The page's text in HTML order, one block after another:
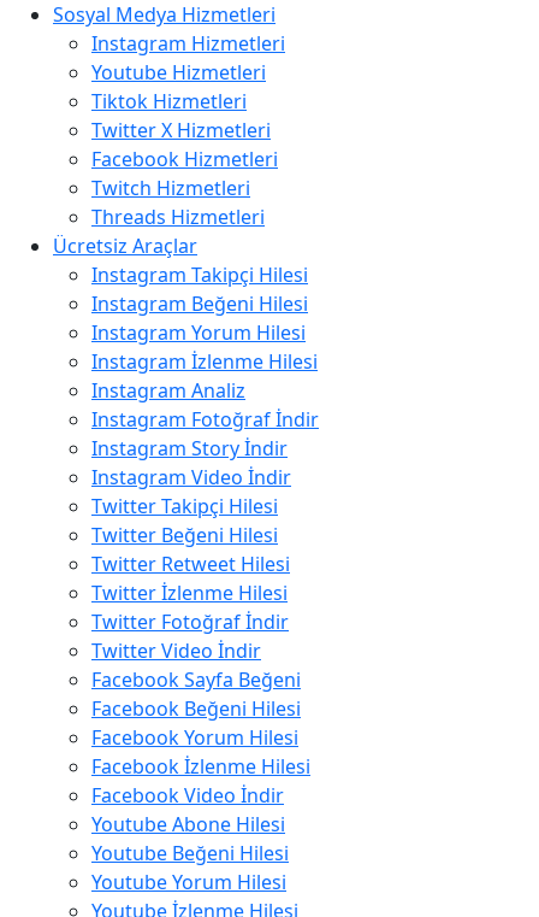
Sosyal Medya Hizmetleri
Instagram Hizmetleri
Youtube Hizmetleri
Tiktok Hizmetleri
Twitter X Hizmetleri
Facebook Hizmetleri
Twitch Hizmetleri
Threads Hizmetleri
Ücretsiz Araçlar
Instagram Takipçi Hilesi
Instagram Beğeni Hilesi
Instagram Yorum Hilesi
Instagram İzlenme Hilesi
Instagram Analiz
Instagram Fotoğraf İndir
Instagram Story İndir
Instagram Video İndir
Twitter Takipçi Hilesi
Twitter Beğeni Hilesi
Twitter Retweet Hilesi
Twitter İzlenme Hilesi
Twitter Fotoğraf İndir
Twitter Video İndir
Facebook Sayfa Beğeni
Facebook Beğeni Hilesi
Facebook Yorum Hilesi
Facebook İzlenme Hilesi
Facebook Video İndir
Youtube Abone Hilesi
Youtube Beğeni Hilesi
Youtube Yorum Hilesi
Youtube İzlenme Hilesi